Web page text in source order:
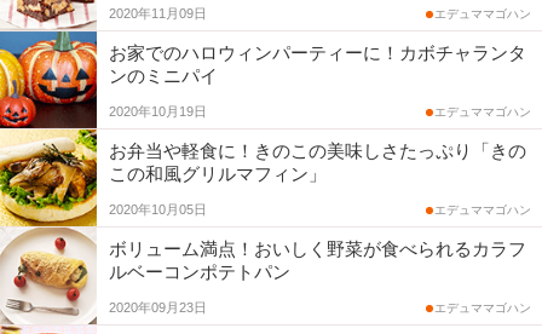
2020年11月09日 エデュママゴハン
お家でのハロウィンパーティーに！カボチャランタ
ンのミニパイ
2020年10月19日 エデュママゴハン
お弁当や軽食に！きのこの美味しさたっぷり「きの
この和風グリルマフィン」
2020年10月05日 エデュママゴハン
ボリューム満点！おいしく野菜が食べられるカラフ
ルベーコンポテトパン
2020年09月23日 エデュママゴハン